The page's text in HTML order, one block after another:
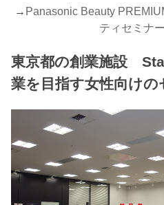
→ Panasonic Beauty
ティセミナ
東京都の創業施設
業を目指す女性向けの